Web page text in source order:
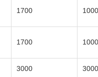
1000
1700
1700
3000
3000